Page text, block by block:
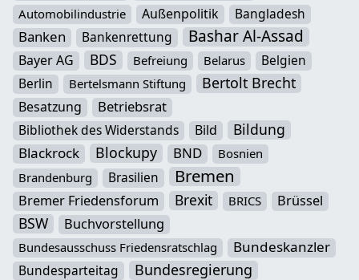
Automobilindustrie Außenpolitik Bangladesh
Banken Bankenrettung Bashar Al-Assad
Bayer AG BDS Befreiung Belarus
Belgien
Berlin
Bertelsmann Stiftung Bertolt Brecht
Besatzung Betriebsrat
Bibliothek des Widerstands Bild Bildung
Blackrock Blockupy BND
Bosnien
Brandenburg
Brasilien Bremen
Bremer Friedensforum Brexit BRICS Brüssel
BSW Buchvorstellung
Bundesausschuss Friedensratschlag Bundeskanzler
Bundesparteitag Bundesregierung